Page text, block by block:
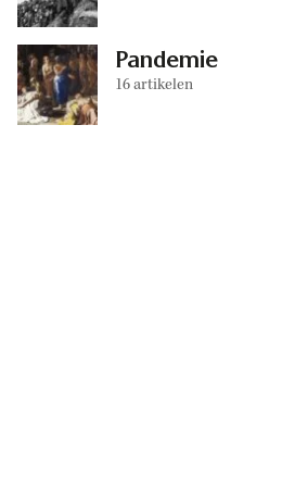
Pandemie
16 artikelen